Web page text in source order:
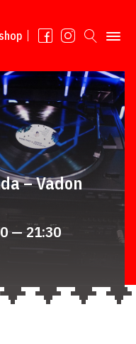
– Vadon
— 21:30